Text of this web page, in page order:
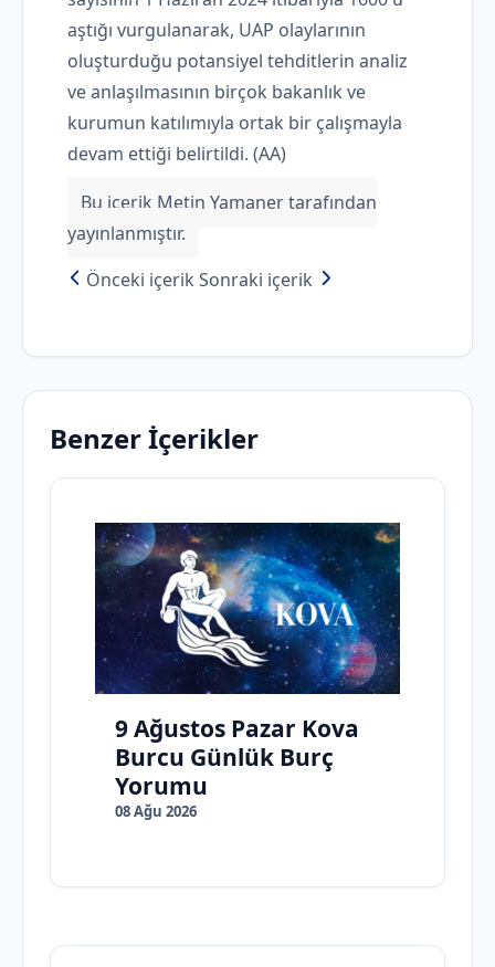
aştığı vurgulanarak, UAP olaylarının
oluşturduğu potansiyel tehditlerin analiz
ve anlaşılmasının birçok bakanlık ve
kurumun katılımıyla ortak bir çalışmayla
devam ettiği belirtildi. (AA)
Bu içerik Metin Yamaner tarafından
yayınlanmıştır.
Önceki içerik Sonraki içerik
Benzer İçerikler
9 Ağustos Pazar Kova
Burcu Günlük Burç
Yorumu
08 Ağu 2026